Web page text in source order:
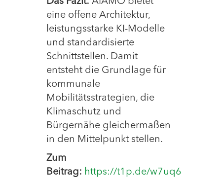
eine offene Architektur,
leistungsstarke KI-Modelle
und standardisierte
Schnittstellen. Damit
entsteht die Grundlage für
kommunale
Mobilitätsstrategien, die
Klimaschutz und
Bürgernähe gleichermaßen
in den Mittelpunkt stellen.
Zum
Beitrag: https://t1p.de/w7uq6